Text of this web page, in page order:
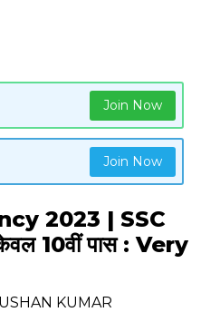
Join Now
Join Now
2023 | SSC
10वीं पास : Very
KUMAR